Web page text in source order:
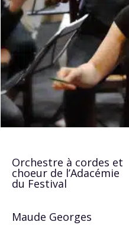
Orchestre à cordes et
choeur de l’Adacémie
du Festival
Maude Georges